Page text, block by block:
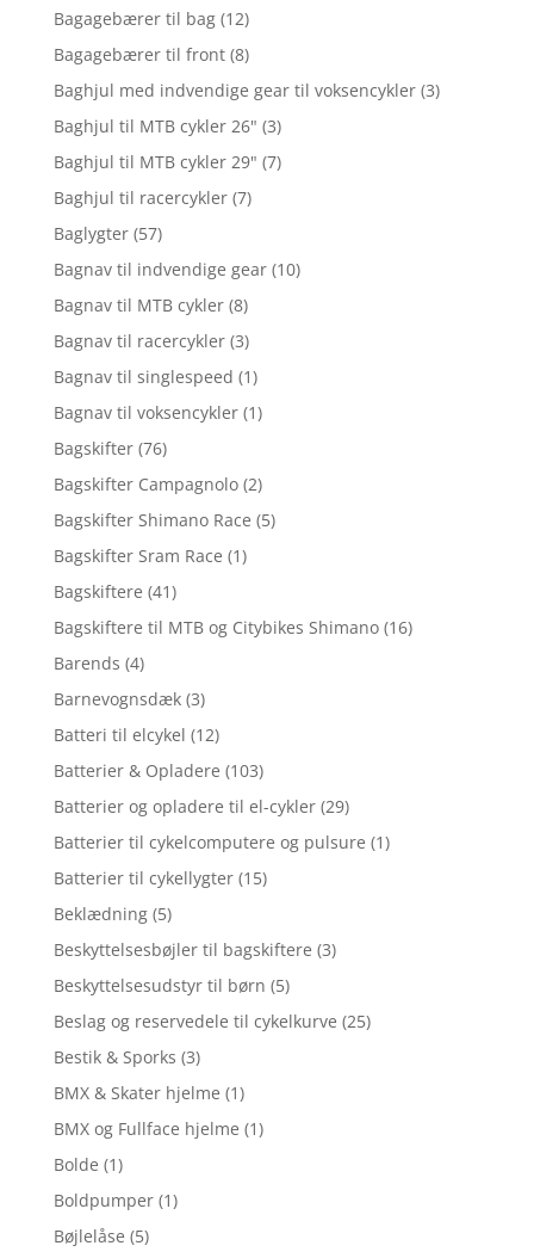
Bagagebærer til bag (12)
Bagagebærer til front (8)
Baghjul med indvendige gear til voksencykler (3)
Baghjul til MTB cykler 26" (3)
Baghjul til MTB cykler 29" (7)
Baghjul til racercykler (7)
Baglygter (57)
Bagnav til indvendige gear (10)
Bagnav til MTB cykler (8)
Bagnav til racercykler (3)
Bagnav til singlespeed (1)
Bagnav til voksencykler (1)
Bagskifter (76)
Bagskifter Campagnolo (2)
Bagskifter Shimano Race (5)
Bagskifter Sram Race (1)
Bagskiftere (41)
Bagskiftere til MTB og Citybikes Shimano (16)
Barends (4)
Barnevognsdæk (3)
Batteri til elcykel (12)
Batterier & Opladere (103)
Batterier og opladere til el-cykler (29)
Batterier til cykelcomputere og pulsure (1)
Batterier til cykellygter (15)
Beklædning (5)
Beskyttelsesbøjler til bagskiftere (3)
Beskyttelsesudstyr til børn (5)
Beslag og reservedele til cykelkurve (25)
Bestik & Sporks (3)
BMX & Skater hjelme (1)
BMX og Fullface hjelme (1)
Bolde (1)
Boldpumper (1)
Bøjlelåse (5)